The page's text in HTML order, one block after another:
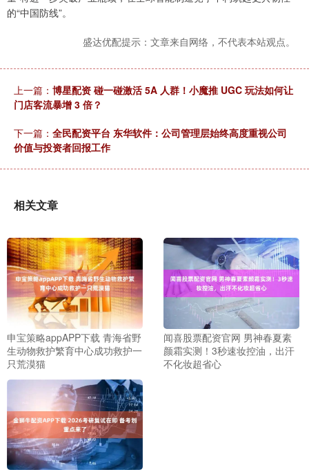
的“中国防线”。
盛达优配提示：文章来自网络，不代表本站观点。
上一篇： 博星配资 碰一碰激活 5A 人群！小魔推 UGC 玩法如何让
门店客流暴增 3 倍？
下一篇： 全民配资平台 东华软件：公司管理层始终高度重视公司
价值与投资者回报工作
相关文章
申宝策略appAPP下载 青海省野
生动物救护繁育中心成功救护一
只荒漠猫
闻喜股票配资官网 男神春夏素
颜霜实测！3秒速妆控油，出汗
不化妆超省心